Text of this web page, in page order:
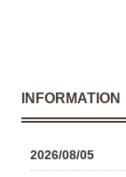
INFORMATION
2026/08/05